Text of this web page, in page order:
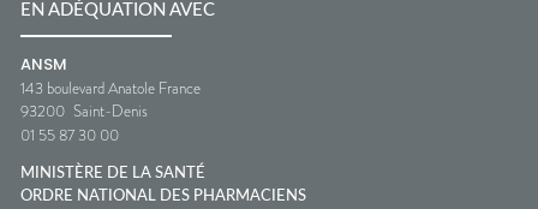
EN ADÉQUATION AVEC
ANSM
143 boulevard Anatole France
93200 Saint-Denis
01 55 87 30 00
MINISTÈRE DE LA SANTÉ
ORDRE NATIONAL DES PHARMACIENS